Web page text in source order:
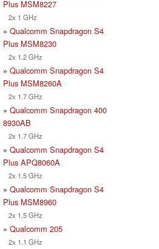
Plus MSM8227
2x 1 GHz
» Qualcomm Snapdragon S4
Plus MSM8230
2x 1.2 GHz
» Qualcomm Snapdragon S4
Plus MSM8260A
2x 1.7 GHz
» Qualcomm Snapdragon 400
8930AB
2x 1.7 GHz
» Qualcomm Snapdragon S4
Plus APQ8060A
2x 1.5 GHz
» Qualcomm Snapdragon S4
Plus MSM8960
2x 1.5 GHz
» Qualcomm 205
2x 1.1 GHz